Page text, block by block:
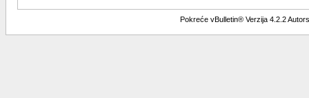
Pokreće vBulletin® Verzija 4.2.2